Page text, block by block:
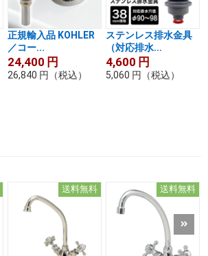
正規輸入品 KOHLER
／コー...
24,400 円
26,840 円 （税込）
ステンレス排水金具
（対応排水...
4,600 円
5,060 円 （税込）
送料無料 送料無料